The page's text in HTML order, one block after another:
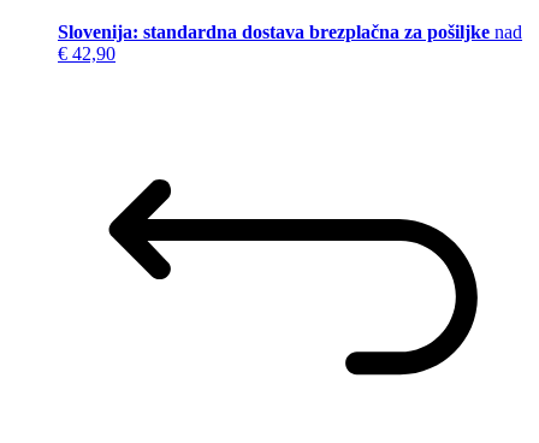
Slovenija: standardna dostava brezplačna za pošiljke nad
€ 42,90